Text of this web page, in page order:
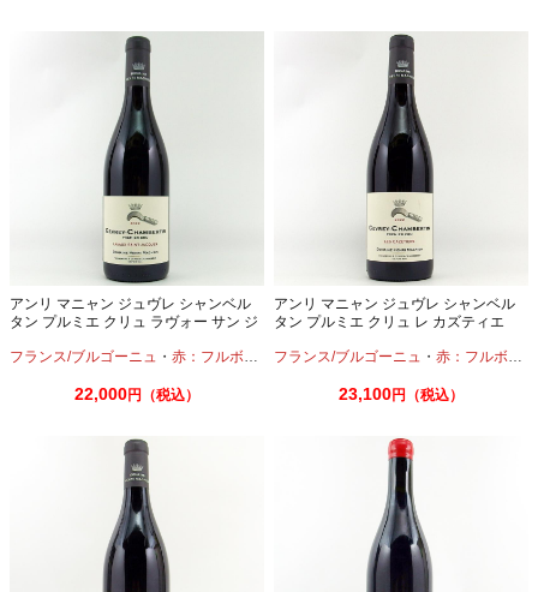
アンリ マニャン ジュヴレ シャンベル
タン プルミエ クリュ ラヴォー サン ジ
フランス/ブルゴーニュ ・ 赤：フルボディ ・ピノノワール
22,000円（税込）
アンリ マニャン ジュヴレ シャンベル
タン プルミエ クリュ レ カズティエ
フランス/ブルゴーニュ ・赤：フルボディ
23,100円（税込）